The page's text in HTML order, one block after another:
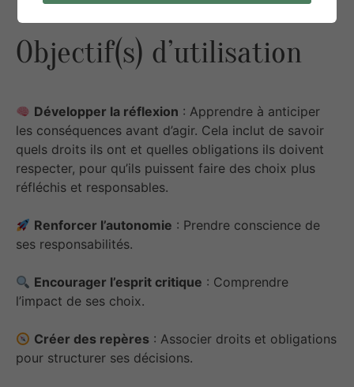
Objectif(s) d’utilisation
Développer la réflexion : Apprendre à anticiper
les conséquences avant d’agir. Cela inclut de savoir
quels droits ils ont et quelles obligations ils doivent
respecter, pour qu’ils puissent faire des choix plus
réfléchis et responsables.
Renforcer l’autonomie : Prendre conscience de
ses responsabilités.
Encourager l’esprit critique : Comprendre
l’impact de ses choix.
Créer des repères : Associer droits et obligations
pour structurer ses décisions.